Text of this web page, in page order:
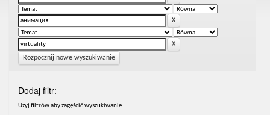
Rozpocznij nowe wyszukiwanie
Dodaj filtr:
Uzyj filtrów aby zagęścić wyszukiwanie.